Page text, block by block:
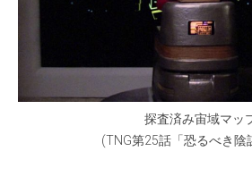
探査済み宙域マッ
(TNG第25話「恐るべき陰